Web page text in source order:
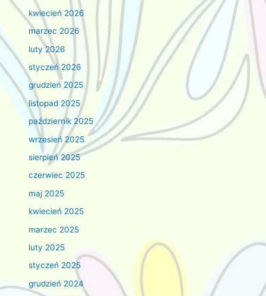
kwiecień 2026
marzec 2026
luty 2026
styczeń 2026
grudzień 2025
listopad 2025
październik 2025
wrzesień 2025
sierpień 2025
czerwiec 2025
maj 2025
kwiecień 2025
marzec 2025
luty 2025
styczeń 2025
grudzień 2024